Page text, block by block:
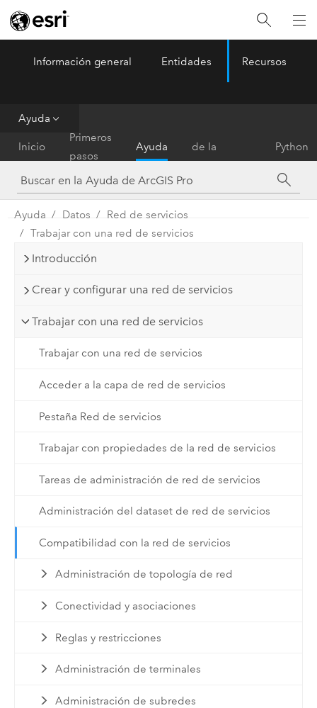
ArcGIS Pro Menu
Información general Entidades Recursos
Ayuda
Inicio
Primeros
pasos
Ayuda
de la
herramienta
Python
Ayuda Datos
Red de servicios
Trabajar con una red de servicios
Introducción
Crear y configurar una red de servicios
Trabajar con una red de servicios
Trabajar con una red de servicios
Acceder a la capa de red de servicios
Pestaña Red de servicios
Trabajar con propiedades de la red de servicios
Tareas de administración de red de servicios
Administración del dataset de red de servicios
Compatibilidad con la red de servicios
Administración de topología de red
Conectividad y asociaciones
Reglas y restricciones
Administración de terminales
Administración de subredes